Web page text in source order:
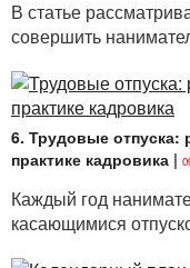
В статье
совершить
6. Трудовые отпуска:
практике кадровика |
Каждый год
касающимися